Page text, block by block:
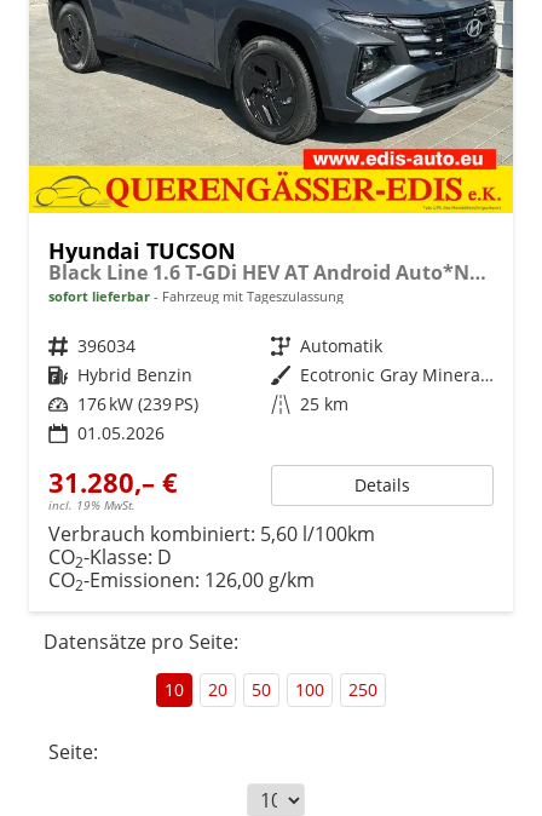
Hyundai TUCSON
Black Line 1.6 T-GDi HEV AT Android Auto*Navi*SHZ*Kamera*2Z Klimaauto*
sofort lieferbar Fahrzeug mit Tageszulassung
Fahrzeugnr. 396034 Getriebe Automatik
Kraftstoff Hybrid Benzin Außenfarbe
Ecotronic Gray Mineraleffekt
Leistung 176 kW (239 PS) Kilometerstand 25 km
01.05.2026
31.280,– €
incl. 19% MwSt.
Details
Verbrauch kombiniert: 5,60 l/100km
CO2-Klasse: D
CO2-Emissionen: 126,00 g/km
Datensätze pro Seite:
10 20 50 100 250
Seite: